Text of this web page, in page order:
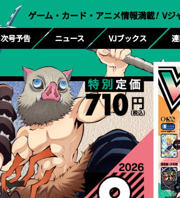
ゲーム・カード・アニメ情報満載！ Vジ
次号予告 ニュース VJブックス